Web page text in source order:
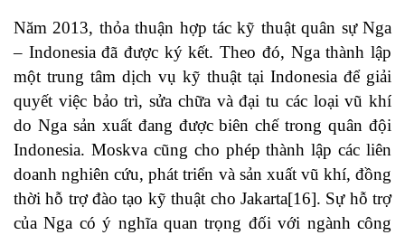
Năm 2013, thỏa thuận hợp tác kỹ thuật quân sự Nga
– Indonesia đã được ký kết. Theo đó, Nga thành lập
một trung tâm dịch vụ kỹ thuật tại Indonesia để giải
quyết việc bảo trì, sửa chữa và đại tu các loại vũ khí
do Nga sản xuất đang được biên chế trong quân đội
Indonesia. Moskva cũng cho phép thành lập các liên
doanh nghiên cứu, phát triển và sản xuất vũ khí, đồng
thời hỗ trợ đào tạo kỹ thuật cho Jakarta[16]. Sự hỗ trợ
của Nga có ý nghĩa quan trọng đối với ngành công